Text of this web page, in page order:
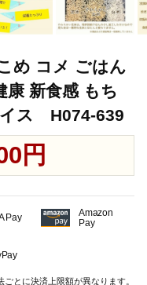
め コメ ごはん
康 新食感 もち
イス H074-639
円
Pay
Amazon
Pay
ごとに決済上限額が異なります。